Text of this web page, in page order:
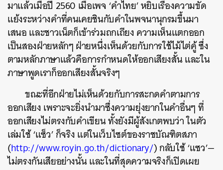
มาแล้วเมื่อปี 2560 เมื่อเพจ ‘คำไทย’ หยิบเรื่องความขัด
แย้งระหว่างคำที่คนเคยชินกับคำในพจนานุกรมขึ้นมา
เสนอ และชาวเน็ตก็เข้าร่วมถกเถียง ความเห็นแตกออก
เป็นสองฝ่ายหลักๆ ฝ่ายหนึ่งเห็นด้วยกับการใช้ไม้ไต่คู้ ซึ่ง
ตามหลักภาษาแล้วคือการกำหนดให้ออกเสียงสั้น และใน
ภาษาพูดเราก็ออกเสียงสั้นจริงๆ
ขณะที่อีกฝ่ายไม่เห็นด้วยกับการสะกดคำตามการ
ออกเสียง เพราะจะยิ่งนำมาซึ่งความยุ่งยากในคำอื่นๆ ที่
ออกเสียงไม่ตรงกับคำเขียน ทั้งยังมีผู้สังเกตพบว่า ในตัว
เล่มใช้ ‘แซ็ว’ ก็จริง แต่ในเว็บไซต์ของราชบัณฑิตสภา
(http://www.royin.go.th/dictionary/) กลับใช้ ‘แซว’—
ไม่ตรงกันเสียอย่างนั้น และในที่สุดความจริงก็เปิดเผย